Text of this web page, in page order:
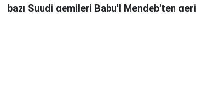
bazı Suudi gemileri Babu'l Mendeb'ten geri